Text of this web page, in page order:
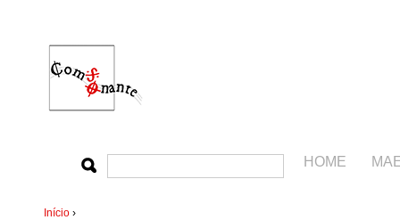
HOME
Início ›